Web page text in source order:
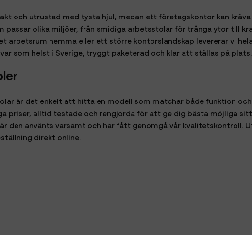
och utrustad med tysta hjul, medan ett företagskontor kan
passar olika miljöer, från smidiga arbetsstolar för trånga ytor till
hemma eller ett större kontorslandskap levererar vi
som helst i Sverige, tryggt paketerad och klar att ställas på plats.
är det enkelt att hitta en modell som matchar både funktion
priser, alltid testade och rengjorda för att ge dig bästa möjliga
den använts varsamt och har fått genomgå vår kvalitetskontroll.
direkt online.